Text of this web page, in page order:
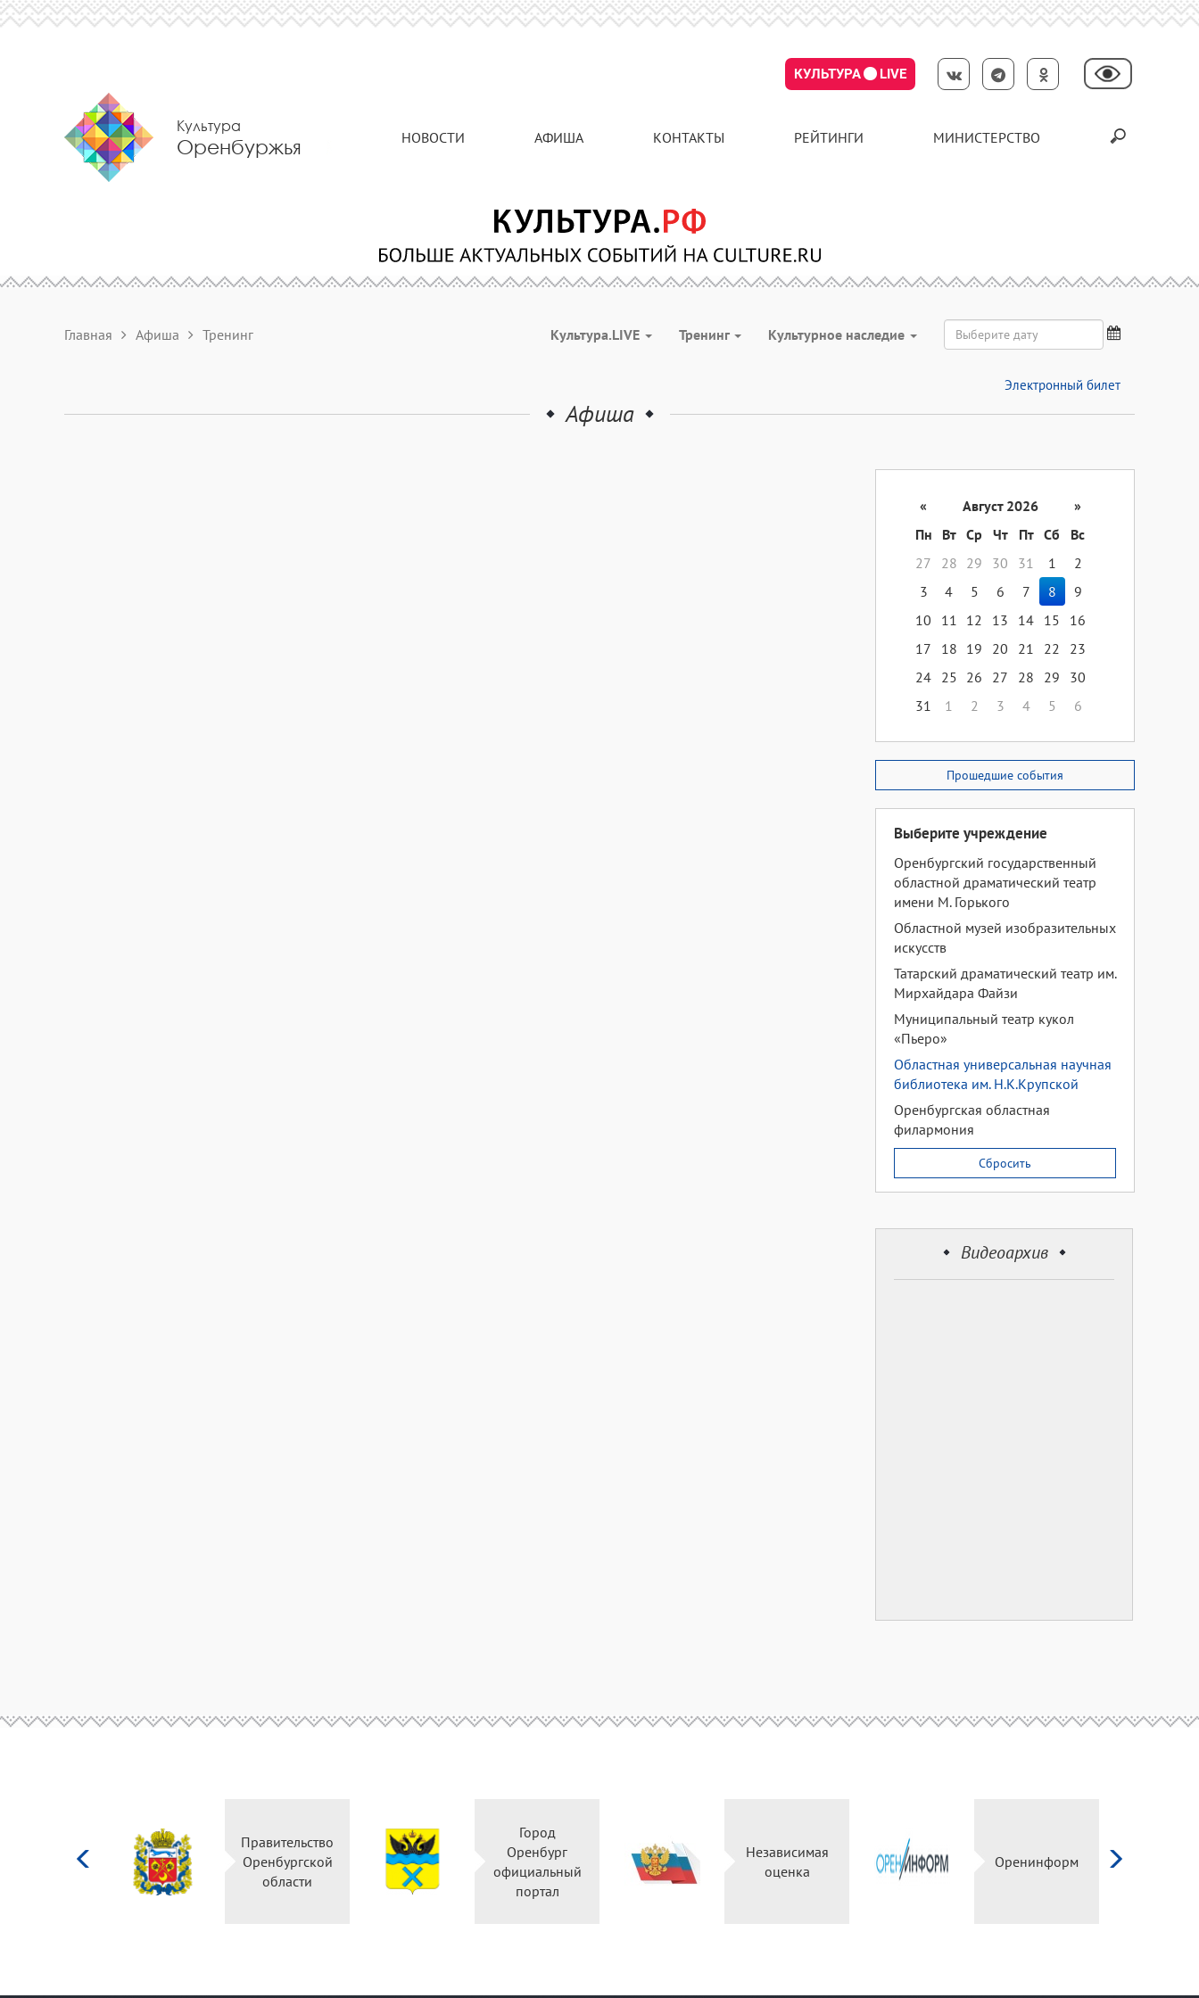
КУЛЬТУРА LIVE
Культура
Оренбуржья НОВОСТИ АФИША КОНТАКТЫ РЕЙТИНГИ МИНИСТЕРСТВО
Главная Афиша Тренинг Культура.LIVE Тренинг Культурное наследие
Электронный билет
Афиша
« Август 2026
»
Пн
Вт Ср Чт Пт Сб
Вс
27
28 29 30 31 1
2
3
4 5 6 7 8
9
10
11 12 13 14 15
16
17
18 19 20 21 22
23
24 25 26 27 28 29
30
31
1 2 3 4 5 6
Прошедшие события
Выберите учреждение
Оренбургский государственный
областной драматический театр
имени М. Горького
Областной музей изобразительных
искусств
Татарский драматический театр им.
Мирхайдара Файзи
Муниципальный театр кукол
«Пьеро»
Областная универсальная научная
библиотека им. Н.К.Крупской
Оренбургская областная
филармония
Сбросить
Видеоархив
Правительство
Оренбургской
области
Город
Оренбург
официальный
портал
Независимая
оценка
Оренинформ